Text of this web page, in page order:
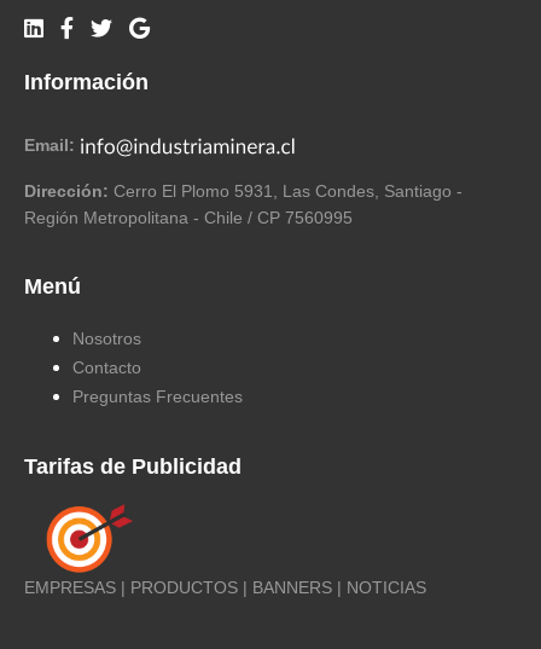
Información
Email:
Dirección: Cerro El Plomo 5931, Las Condes, Santiago -
Región Metropolitana - Chile / CP 7560995
Menú
Nosotros
Contacto
Preguntas Frecuentes
Tarifas de Publicidad
EMPRESAS | PRODUCTOS | BANNERS | NOTICIAS